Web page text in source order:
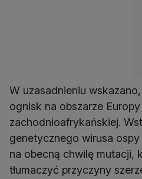
W uzasadnieniu
ognisk na obszarze
zachodnioafrykańskiej.
genetycznego wirusa ospy
na obecną chwilę mutacji,
tłumaczyć przyczyny